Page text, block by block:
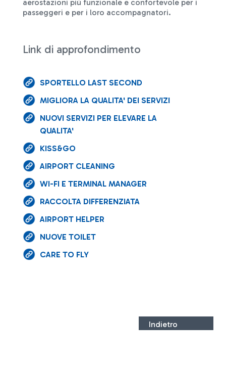
aerostazioni più funzionale e confortevole per i
passeggeri e per i loro accompagnatori.
Link di approfondimento
SPORTELLO LAST SECOND
MIGLIORA LA QUALITA' DEI SERVIZI
NUOVI SERVIZI PER ELEVARE LA
QUALITA'
KISS&GO
AIRPORT CLEANING
WI-FI E TERMINAL MANAGER
RACCOLTA DIFFERENZIATA
AIRPORT HELPER
NUOVE TOILET
CARE TO FLY
Indietro